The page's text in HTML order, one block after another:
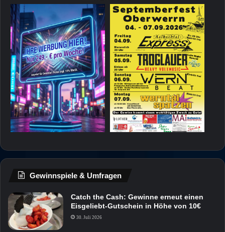
Gewinnspiele & Umfragen
Catch the Cash: Gewinne erneut einen
Eisgeliebt-Gutschein in Höhe von 10€
30. Juli 2026